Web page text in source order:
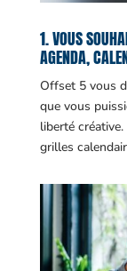
1. VOUS
AGENDA,
Offset 5 vous
que vous
liberté
grilles